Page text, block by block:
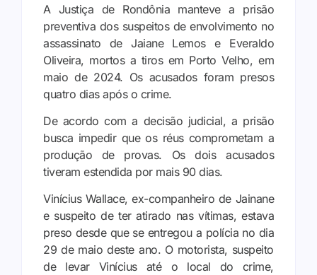
A Justiça de Rondônia manteve a prisão
preventiva dos suspeitos de envolvimento no
assassinato de Jaiane Lemos e Everaldo
Oliveira, mortos a tiros em Porto Velho, em
maio de 2024. Os acusados foram presos
quatro dias após o crime.
De acordo com a decisão judicial, a prisão
busca impedir que os réus comprometam a
produção de provas. Os dois acusados
tiveram estendida por mais 90 dias.
Vinícius Wallace, ex-companheiro de Jainane
e suspeito de ter atirado nas vítimas, estava
preso desde que se entregou a polícia no dia
29 de maio deste ano. O motorista, suspeito
de levar Vinícius até o local do crime,